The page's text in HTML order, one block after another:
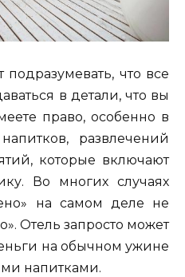
что все
в детали, что вы
право, особенно в
развлечений
которые включают
Во многих случаях
на самом деле не
Отель запросто может
на обычном ужине
напитками.